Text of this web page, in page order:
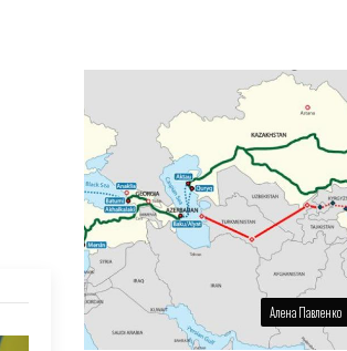
Алена Павленко